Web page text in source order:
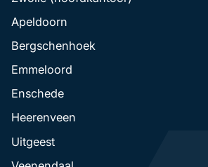
Apeldoorn
Bergschenhoek
Emmeloord
Enschede
Heerenveen
Uitgeest